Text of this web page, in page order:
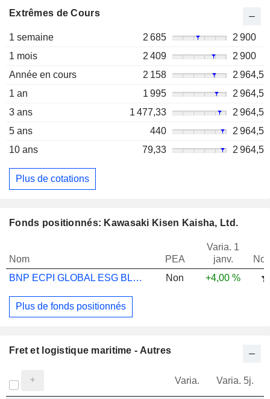
Extrêmes de Cours
1 semaine 2 685
2 900
1 mois
2 409
2 900
Année en cours
2 158
2 964,5
1 an
1 995
2 964,5
3 ans
1 477,33
2 964,5
5 ans
440
2 964,5
10 ans
79,33 2 964,5
Plus de cotations
Fonds positionnés: Kawasaki Kisen Kaisha, Ltd.
Nom PEA
Varia. 1
janv.
BNP ECPI GLOBAL ESG BLUE ECNMY TRK PRIVL
Non +4,00 %
Plus de fonds positionnés
Fret et logistique maritime - Autres
Varia. Varia. 5j.